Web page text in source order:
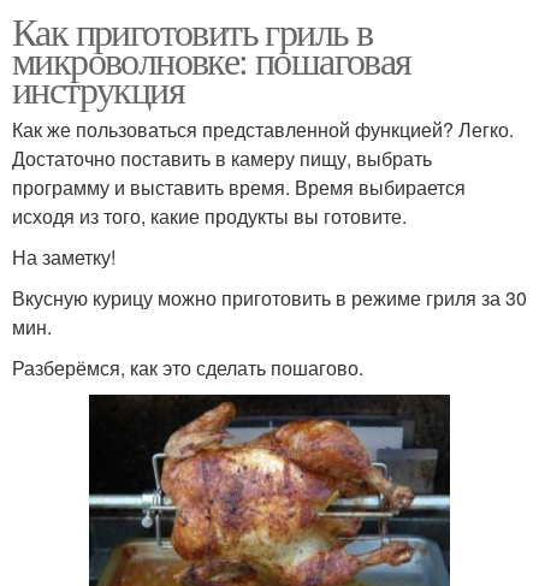
Как приготовить гриль в
микроволновке: пошаговая
инструкция
Как же пользоваться представленной функцией? Легко.
Достаточно поставить в камеру пищу, выбрать
программу и выставить время. Время выбирается
исходя из того, какие продукты вы готовите.
На заметку!
Вкусную курицу можно приготовить в режиме гриля за 30
мин.
Разберёмся, как это сделать пошагово.